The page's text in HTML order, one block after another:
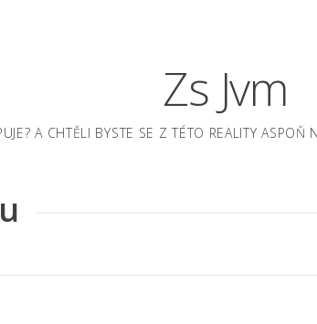
Zs Jvm
A CHTĚLI BYSTE SE Z TÉTO REALITY